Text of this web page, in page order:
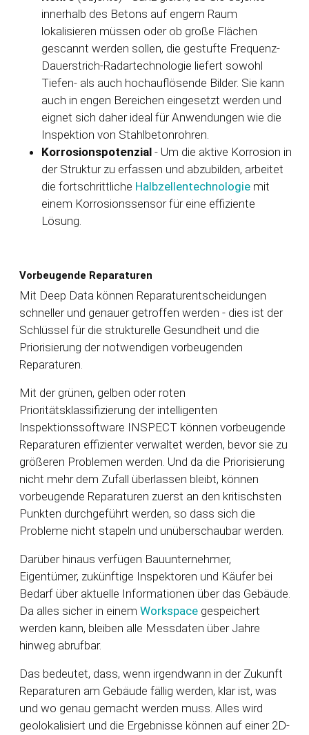
innerhalb des Betons auf engem Raum
lokalisieren müssen oder ob große Flächen
gescannt werden sollen, die gestufte Frequenz-
Dauerstrich-Radartechnologie liefert sowohl
Tiefen- als auch hochauflösende Bilder. Sie kann
auch in engen Bereichen eingesetzt werden und
eignet sich daher ideal für Anwendungen wie die
Inspektion von Stahlbetonrohren.
Korrosionspotenzial - Um die aktive Korrosion in
der Struktur zu erfassen und abzubilden, arbeitet
die fortschrittliche Halbzellentechnologie mit
einem Korrosionssensor für eine effiziente
Lösung.
Vorbeugende Reparaturen
Mit Deep Data können Reparaturentscheidungen
schneller und genauer getroffen werden - dies ist der
Schlüssel für die strukturelle Gesundheit und die
Priorisierung der notwendigen vorbeugenden
Reparaturen.
Mit der grünen, gelben oder roten
Prioritätsklassifizierung der intelligenten
Inspektionssoftware INSPECT können vorbeugende
Reparaturen effizienter verwaltet werden, bevor sie zu
größeren Problemen werden. Und da die Priorisierung
nicht mehr dem Zufall überlassen bleibt, können
vorbeugende Reparaturen zuerst an den kritischsten
Punkten durchgeführt werden, so dass sich die
Probleme nicht stapeln und unüberschaubar werden.
Darüber hinaus verfügen Bauunternehmer,
Eigentümer, zukünftige Inspektoren und Käufer bei
Bedarf über aktuelle Informationen über das Gebäude.
Da alles sicher in einem Workspace gespeichert
werden kann, bleiben alle Messdaten über Jahre
hinweg abrufbar.
Das bedeutet, dass, wenn irgendwann in der Zukunft
Reparaturen am Gebäude fällig werden, klar ist, was
und wo genau gemacht werden muss. Alles wird
geolokalisiert und die Ergebnisse können auf einer 2D-